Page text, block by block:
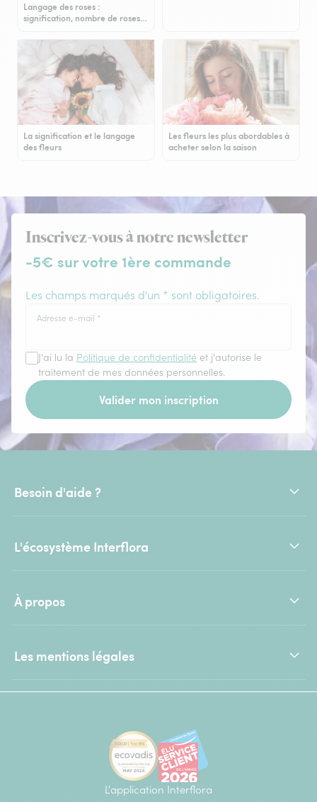
Langage des roses :
signification, nombre de roses…
La signification et le langage
des fleurs
Les fleurs les plus abordables à
acheter selon la saison
Inscrivez-vous à notre newsletter
-5€ sur votre 1ère commande
Les champs marqués d'un * sont obligatoires.
Adresse e-mail *
J'ai lu la Politique de confidentialité et j'autorise le
traitement de mes données personnelles.
Valider mon inscription
Besoin d'aide ?
L'écosystème Interflora
À propos
Les mentions légales
L'application Interflora